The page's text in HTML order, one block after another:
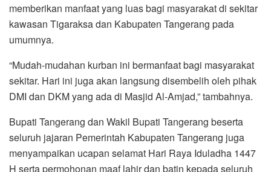
memberikan manfaat yang luas bagi masyarakat di sekitar
kawasan Tigaraksa dan Kabupaten Tangerang pada
umumnya.
“Mudah-mudahan kurban ini bermanfaat bagi masyarakat
sekitar. Hari ini juga akan langsung disembelih oleh pihak
DMI dan DKM yang ada di Masjid Al-Amjad,” tambahnya.
Bupati Tangerang dan Wakil Bupati Tangerang beserta
seluruh jajaran Pemerintah Kabupaten Tangerang juga
menyampaikan ucapan selamat Hari Raya Iduladha 1447
H serta permohonan maaf lahir dan batin kepada seluruh